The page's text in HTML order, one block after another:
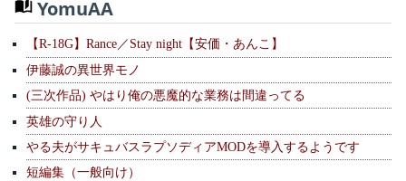
YomuAA
【R-18G】Rance／Stay night【安価・あんこ】
伊藤誠の異世界モノ
(三次作品) やはり俺の悪魔的な業務は間違ってる
英雄の守り人
やる夫がサキュバスラプソディアMODを導入するようです
短編集（一般向け）